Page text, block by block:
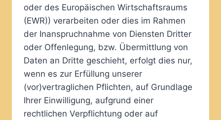
oder des Europäischen Wirtschaftsraums
(EWR)) verarbeiten oder dies im Rahmen
der Inanspruchnahme von Diensten Dritter
oder Offenlegung, bzw. Übermittlung von
Daten an Dritte geschieht, erfolgt dies nur,
wenn es zur Erfüllung unserer
(vor)vertraglichen Pflichten, auf Grundlage
Ihrer Einwilligung, aufgrund einer
rechtlichen Verpflichtung oder auf